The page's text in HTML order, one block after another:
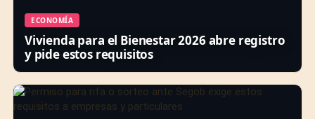
ECONOMÍA
Vivienda para el Bienestar 2026 abre registro
y pide estos requisitos